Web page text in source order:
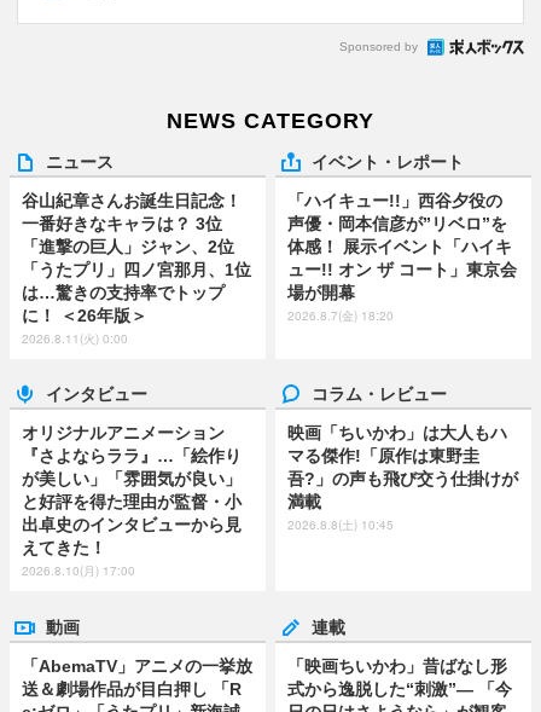
Sponsored by
NEWS CATEGORY
ニュース
谷山紀章さんお誕生日記念！
一番好きなキャラは？ 3位
「進撃の巨人」ジャン、2位
「うたプリ」四ノ宮那月、1位
は…驚きの支持率でトップ
に！ ＜26年版＞
2026.8.11(火) 0:00
イベント・レポート
「ハイキュー!!」西谷夕役の
声優・岡本信彦が”リベロ”を
体感！ 展示イベント「ハイキ
ュー!! オン ザ コート」東京会
場が開幕
2026.8.7(金) 18:20
インタビュー
オリジナルアニメーション
『さよならララ』…「絵作り
が美しい」「雰囲気が良い」
と好評を得た理由が監督・小
出卓史のインタビューから見
えてきた！
2026.8.10(月) 17:00
コラム・レビュー
映画「ちいかわ」は大人もハ
マる傑作!「原作は東野圭
吾?」の声も飛び交う仕掛けが
満載
2026.8.8(土) 10:45
動画
「AbemaTV」アニメの一挙放
送＆劇場作品が目白押し 「R
連載
「映画ちいかわ」昔ばなし形
式から逸脱した“刺激”― 「今